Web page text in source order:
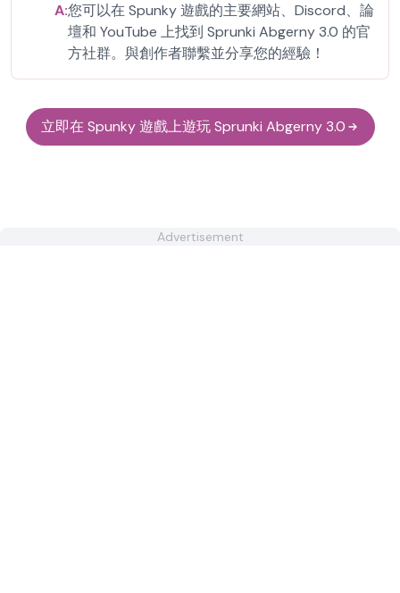
A:您可以在 Spunky 遊戲的主要網站、Discord、論
壇和 YouTube 上找到 Sprunki Abgerny 3.0 的官
方社群。與創作者聯繫並分享您的經驗！
立即在 Spunky 遊戲上遊玩 Sprunki Abgerny 3.0
Advertisement